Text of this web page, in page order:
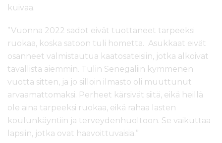
kuivaa.
”Vuonna 2022 sadot eivät tuottaneet tarpeeksi
ruokaa, koska satoon tuli hometta. Asukkaat eivät
osanneet valmistautua kaatosateisiin, jotka alkoivat
tavallista aiemmin. Tulin Senegaliin kymmenen
vuotta sitten, ja jo silloin ilmasto oli muuttunut
arvaamattomaksi. Perheet kärsivät siitä, eikä heillä
ole aina tarpeeksi ruokaa, eikä rahaa lasten
koulunkäyntiin ja terveydenhuoltoon. Se vaikuttaa
lapsiin, jotka ovat haavoittuvaisia.”